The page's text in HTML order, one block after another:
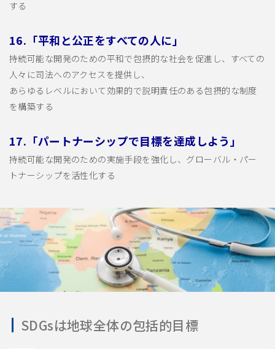
する
16.「平和と公正をすべての人に」
持続可能な開発のための平和で包摂的な社会を促進し、すべての
人々に司法へのアクセスを提供し、
あらゆるレベルにおいて効果的で説明責任のある包摂的な制度
を構築する
17.「パートナーシップで目標を達成しよう」
持続可能な開発のための実施手段を強化し、グローバル・パー
トナーシップを活性化する
SDGsは地球全体の包括的目標